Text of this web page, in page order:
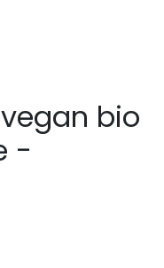
bio
-